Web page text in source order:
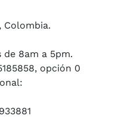
Colombia.
8am a 5pm.
opción 0